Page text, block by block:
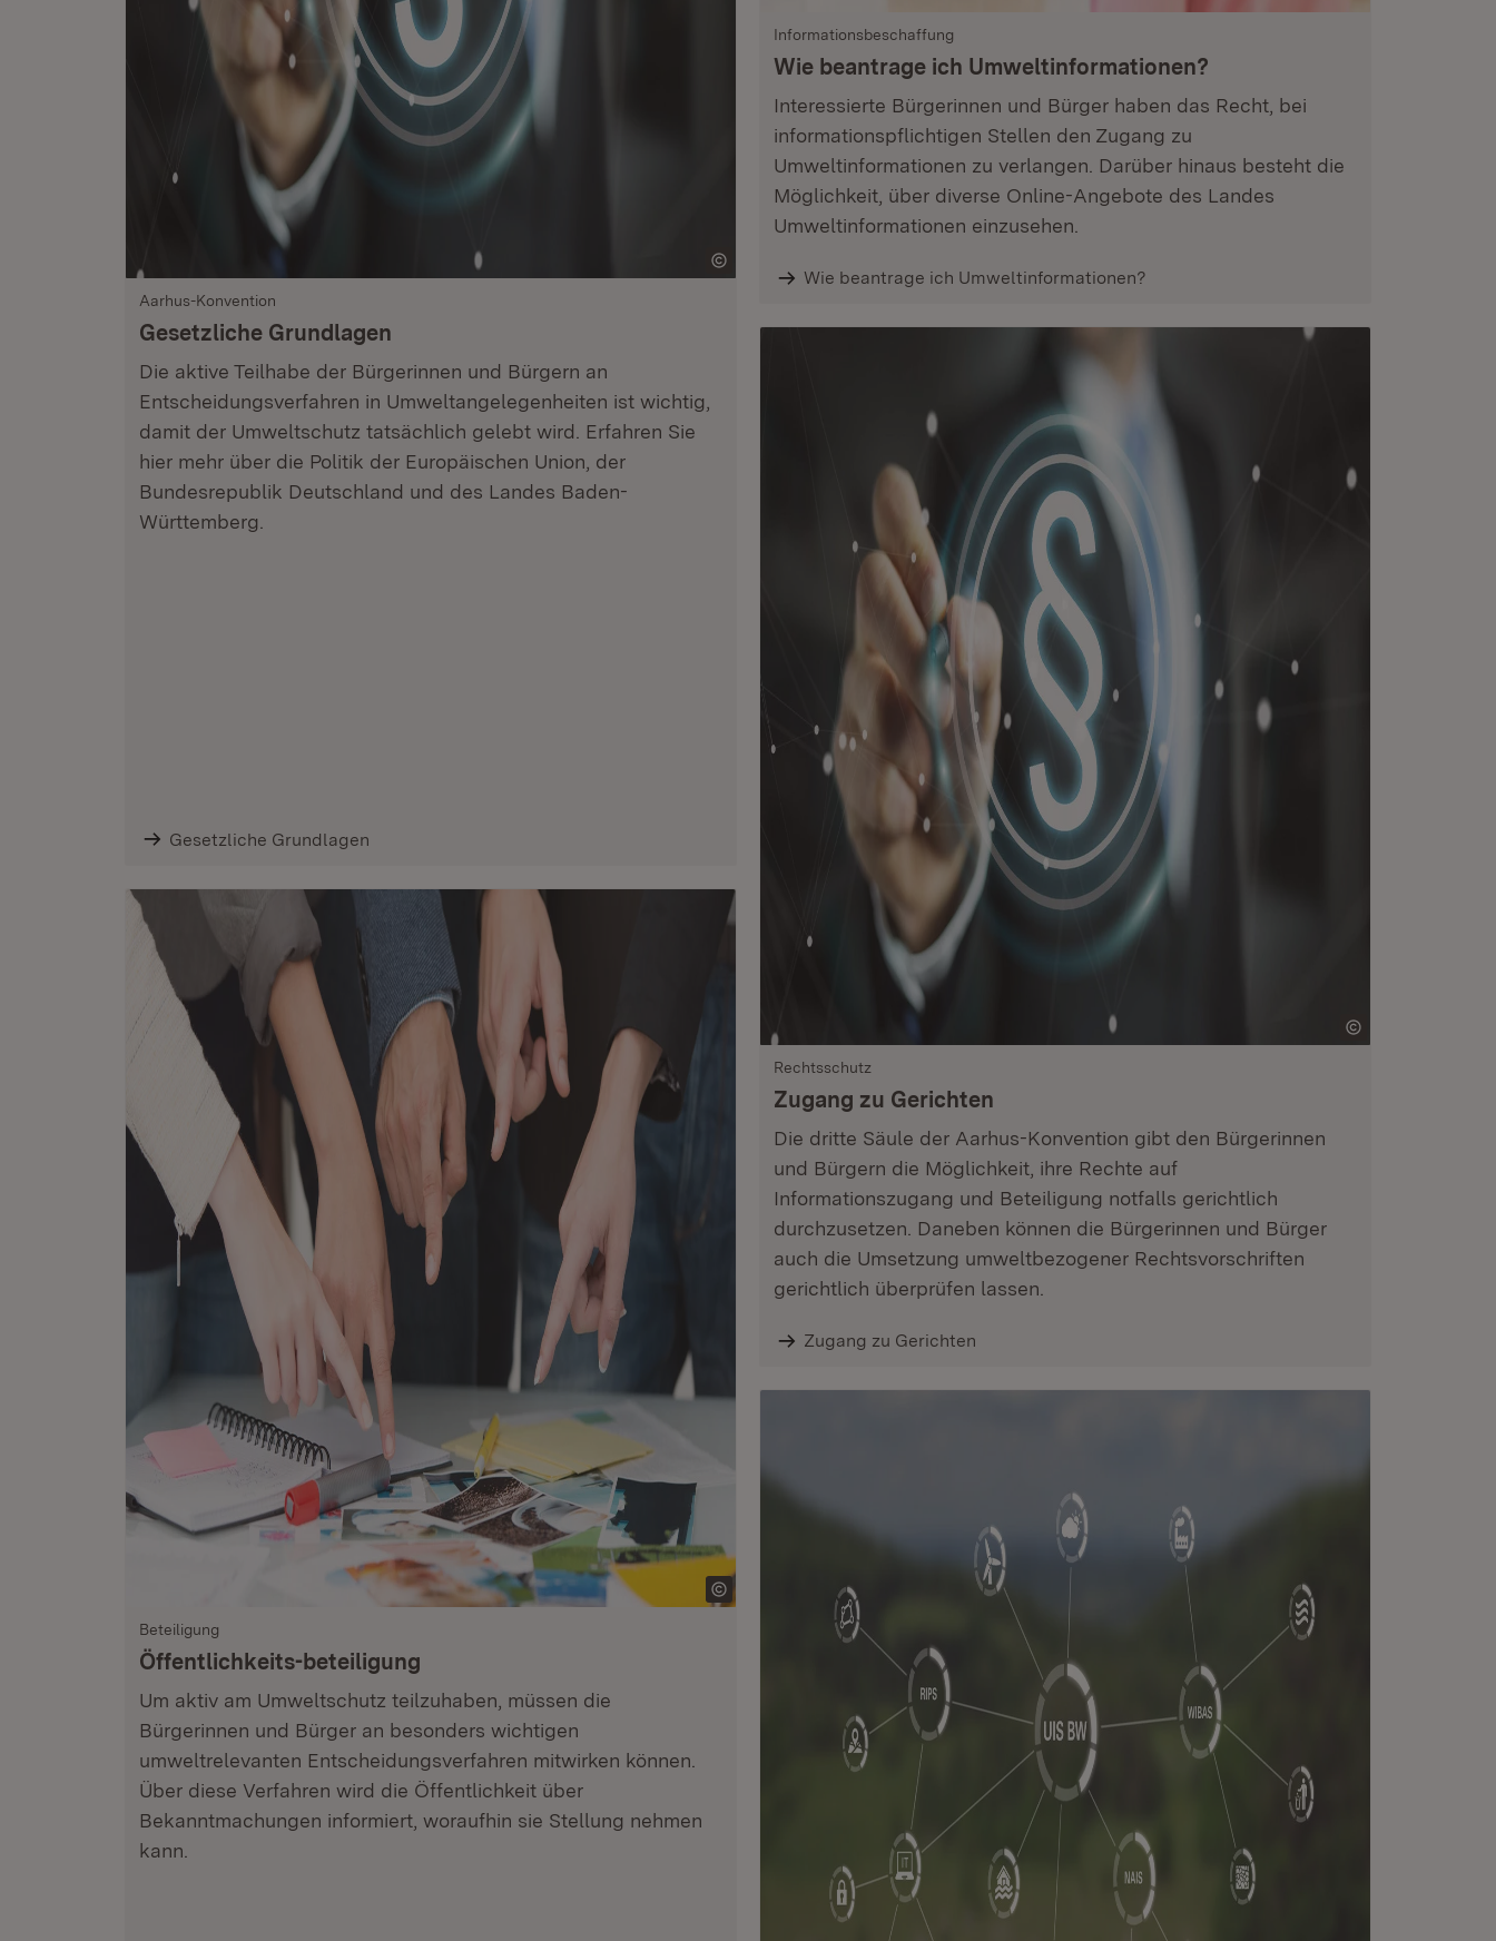
Aarhus-Konvention
Gesetzliche Grundlagen
Die aktive Teilhabe der Bürgerinnen und Bürgern an
Entscheidungsverfahren in Umweltangelegenheiten ist wichtig,
damit der Umweltschutz tatsächlich gelebt wird. Erfahren Sie
hier mehr über die Politik der Europäischen Union, der
Bundesrepublik Deutschland und des Landes Baden-
Württemberg.
Gesetzliche Grundlagen
Beteiligung
Öffentlichkeits-beteiligung
Um aktiv am Umweltschutz teilzuhaben, müssen die
Bürgerinnen und Bürger an besonders wichtigen
umweltrelevanten Entscheidungsverfahren mitwirken können.
Über diese Verfahren wird die Öffentlichkeit über
Bekanntmachungen informiert, woraufhin sie Stellung nehmen
kann.
Informationsbeschaffung
Wie beantrage ich Umweltinfor­mationen?
Interessierte Bürgerinnen und Bürger haben das Recht, bei
informationspflichtigen Stellen den Zugang zu
Umweltinformationen zu verlangen. Darüber hinaus besteht die
Möglichkeit, über diverse Online-Angebote des Landes
Umweltinformationen einzusehen.
Wie beantrage ich Umweltinformationen?
Rechtsschutz
Zugang zu Gerichten
Die dritte Säule der Aarhus-Konvention gibt den Bürgerinnen
und Bürgern die Möglichkeit, ihre Rechte auf
Informationszugang und Beteiligung notfalls gerichtlich
durchzusetzen. Daneben können die Bürgerinnen und Bürger
auch die Umsetzung umweltbezogener Rechtsvorschriften
gerichtlich überprüfen lassen.
Zugang zu Gerichten